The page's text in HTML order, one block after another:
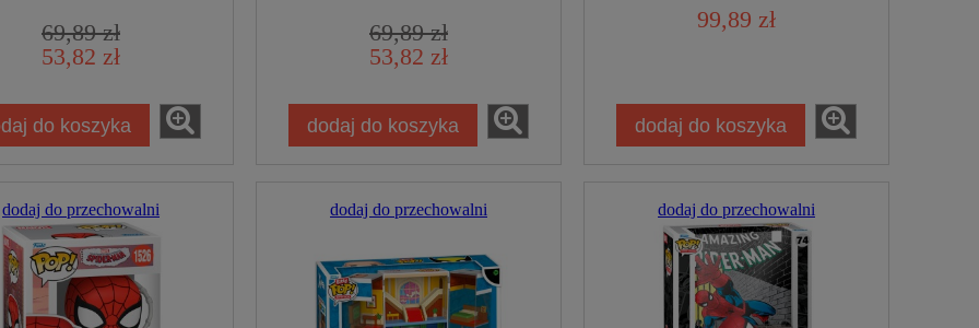
69,89 zł
53,82 zł
do koszyka
69,89 zł
53,82 zł
dodaj do koszyka
Limitowana Figurka
99,89 zł
dodaj do koszyka
dodaj do przechowalni dodaj do przechowalni dodaj do przechowalni